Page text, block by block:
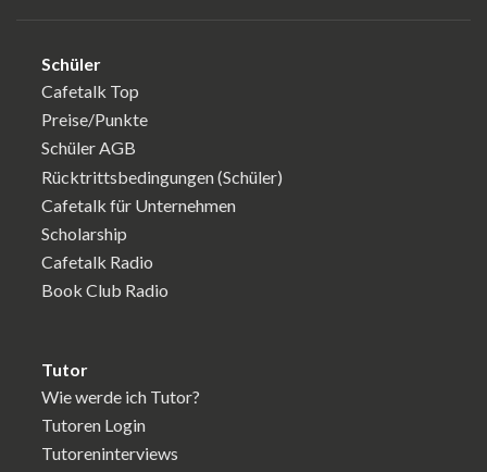
Schüler
Cafetalk Top
Preise/Punkte
Schüler AGB
Rücktrittsbedingungen (Schüler)
Cafetalk für Unternehmen
Scholarship
Cafetalk Radio
Book Club Radio
Tutor
Wie werde ich Tutor?
Tutoren Login
Tutoreninterviews